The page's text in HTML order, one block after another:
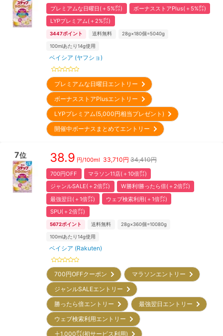
プレミアムな日曜日(＋5%㌽)
ボーナスストアPlus(＋5%㌽)
LYPプレミアム(＋2%㌽)
3447ポイント 送料無料 28g×180個=5040g
100mlあたり14g使用
ベイシア (ヤフショ)
プレミアムな日曜日エントリー
ボーナスストアPlusエントリー
LYPプレミアム(5,000円相当プレゼント)
開催中ボーナスまとめてエントリー
7位 38.9 円/100ml 33,710円 34,410円
700円OFF
マラソン11店(＋10倍㌽)
ジャンルSALE(＋2倍㌽)
W勝利!勝ったら倍(＋2倍㌽)
最強翌日(＋1倍㌽)
ウェブ検索利用(＋1倍㌽)
SPU(＋2倍㌽)
5672ポイント 送料無料 28g×360個=10080g
100mlあたり14g使用
ベイシア (Rakuten)
700円OFFクーポン
マラソンエントリー
ジャンルSALEエントリー
勝ったら倍エントリー
最強翌日エントリー
ウェブ検索利用エントリー
＋1,000㌽(初サービス利用)